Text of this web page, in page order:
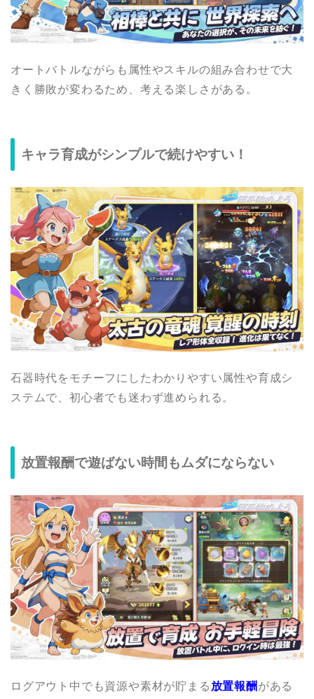
オートバトルながらも属性やスキルの組み合わせで大
きく勝敗が変わるため、考える楽しさがある。
キャラ育成がシンプルで続けやすい！
石器時代をモチーフにしたわかりやすい属性や育成シ
ステムで、初心者でも迷わず進められる。
放置報酬で遊ばない時間もムダにならない
ログアウト中でも資源や素材が貯まる 放置報酬 がある